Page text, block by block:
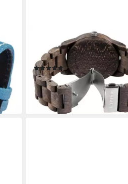
Quarzuhr Elementary,
Mineralglas
(1)
79,95 €
lieferbar - in 2-3 Werktagen bei